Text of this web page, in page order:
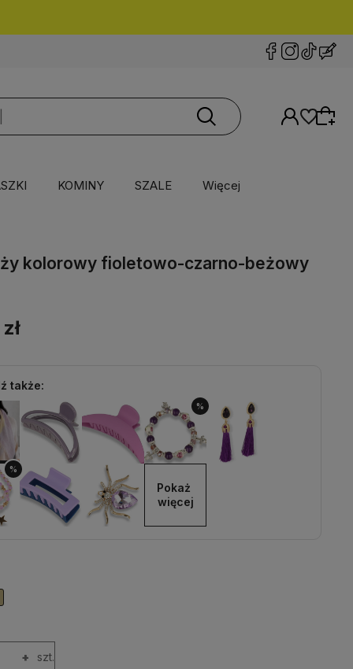
KOMINY SZALE Więcej
kolorowy fioletowo-czarno-beżowy
także:
%
%
Pokaż
więcej
+ szt.